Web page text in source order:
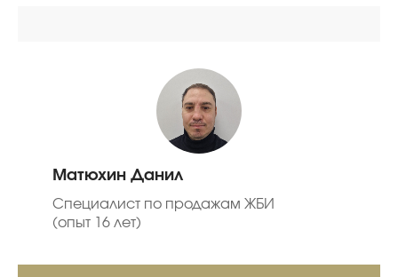
Матюхин Данил
Специалист по продажам ЖБИ
(опыт 16 лет)